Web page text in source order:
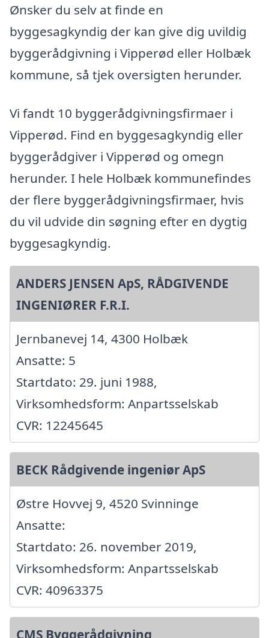
Ønsker du selv at finde en
byggesagkyndig der kan give dig uvildig
byggerådgivning i Vipperød eller Holbæk
kommune, så tjek oversigten herunder.
Vi fandt 10 byggerådgivningsfirmaer i
Vipperød. Find en byggesagkyndig eller
byggerådgiver i Vipperød og omegn
herunder. I hele Holbæk kommunefindes
der flere byggerådgivningsfirmaer, hvis
du vil udvide din søgning efter en dygtig
byggesagkyndig.
ANDERS JENSEN ApS, RÅDGIVENDE
INGENIØRER F.R.I.
Jernbanevej 14, 4300 Holbæk
Ansatte: 5
Startdato: 29. juni 1988,
Virksomhedsform: Anpartsselskab
CVR: 12245645
BECK Rådgivende ingeniør ApS
Østre Hovvej 9, 4520 Svinninge
Ansatte:
Startdato: 26. november 2019,
Virksomhedsform: Anpartsselskab
CVR: 40963375
CMS Byggerådgivning